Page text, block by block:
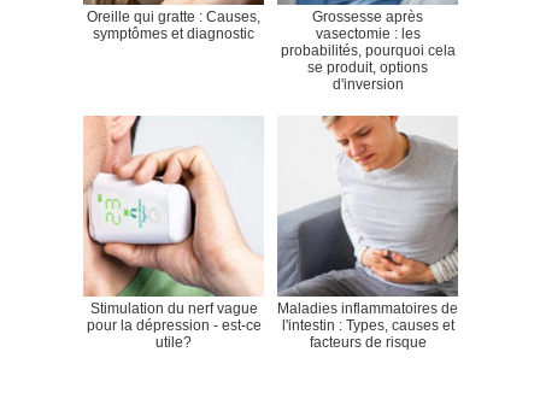
Oreille qui gratte : Causes,
symptômes et diagnostic
Grossesse après
vasectomie : les
probabilités, pourquoi cela
se produit, options
d'inversion
Stimulation du nerf vague
pour la dépression - est-ce
utile?
Maladies inflammatoires de
l'intestin : Types, causes et
facteurs de risque